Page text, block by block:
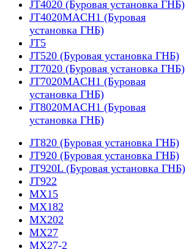
JT4020 (Буровая установка ГНБ)
JT4020MACH1 (Буровая
установка ГНБ)
JT5
JT520 (Буровая установка ГНБ)
JT7020 (Буровая установка ГНБ)
JT7020MACH1 (Буровая
установка ГНБ)
JT8020MACH1 (Буровая
установка ГНБ)
JT820 (Буровая установка ГНБ)
JT920 (Буровая установка ГНБ)
JT920L (Буровая установка ГНБ)
JT922
MX15
MX182
MX202
MX27
MX27-2